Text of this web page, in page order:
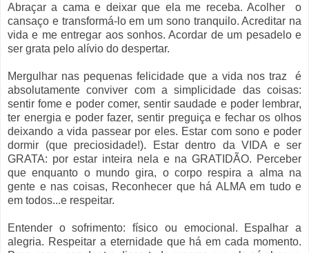
Abraçar a cama e deixar que ela me receba. Acolher
o
cansaço e transformá-lo em um sono tranquilo. Acreditar na
vida e me entregar aos sonhos. Acordar de um pesadelo e
ser grata pelo alívio do despertar.
Mergulhar nas pequenas felicidade que a vida nos traz
é
absolutamente conviver com a simplicidade das coisas:
sentir fome e poder comer, sentir saudade e poder lembrar,
ter energia e poder fazer, sentir preguiça e fechar os olhos
deixando a vida passear por eles. Estar com sono e poder
dormir (que preciosidade!). Estar dentro da VIDA e ser
GRATA: por estar inteira nela e na GRATIDÃO. Perceber
que enquanto o mundo gira, o corpo respiraa alma na
gente e nas coisas, Reconhecer que há ALMA em tudo e
em todos...e respeitar.
Entender o sofrimento: físico ou emocional. Espalhar a
alegria. Respeitar a eternidade que há em cada momento.